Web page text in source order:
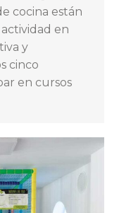
cocina están
en
y
cinco
en cursos